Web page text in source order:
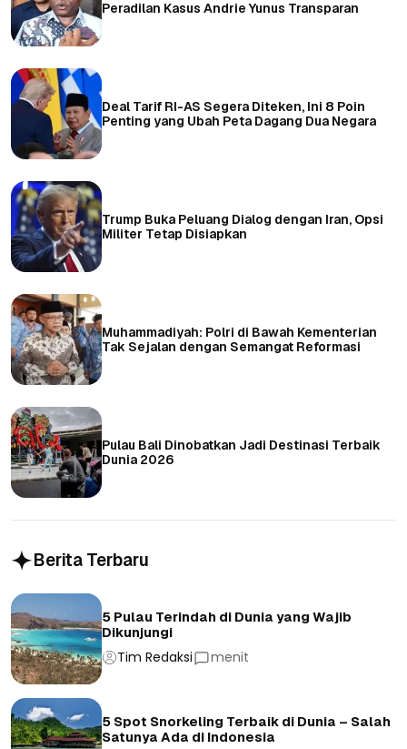
Peradilan Kasus Andrie Yunus Transparan
Deal Tarif RI-AS Segera Diteken, Ini 8 Poin
Penting yang Ubah Peta Dagang Dua Negara
Trump Buka Peluang Dialog dengan Iran, Opsi
Militer Tetap Disiapkan
Muhammadiyah: Polri di Bawah Kementerian
Tak Sejalan dengan Semangat Reformasi
Pulau Bali Dinobatkan Jadi Destinasi Terbaik
Dunia 2026
Berita Terbaru
5 Pulau Terindah di Dunia yang Wajib
Dikunjungi
Tim Redaksi menit
5 Spot Snorkeling Terbaik di Dunia – Salah
Satunya Ada di Indonesia